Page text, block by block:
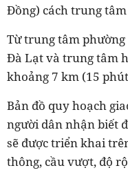
Đồng) cách trung
Từ trung tâm
Đà Lạt và trung tâm
khoảng 7 km (15
Bản đồ quy hoạch
người dân nhận biết
sẽ được triển khai
thông, cầu vượt, độ